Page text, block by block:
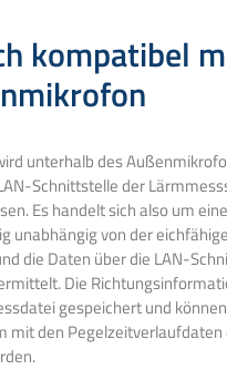
kompatibel
unterhalb des
Schnittstelle der
Es handelt sich also um
unabhängig von der
die Daten über die LAN-
Die
gespeichert und
mit den